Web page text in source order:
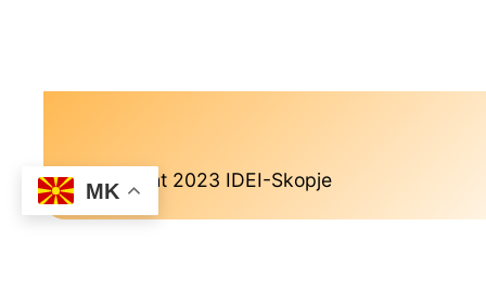
Copyright 2023 IDEI-Skopje
MK